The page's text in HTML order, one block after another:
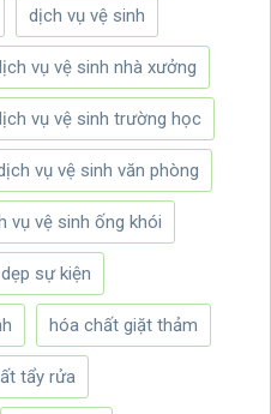
dịch vụ vệ sinh
vụ vệ sinh nhà xưởng
vụ vệ sinh trường học
vụ vệ sinh văn phòng
vụ vệ sinh ống khói
sự kiện
hóa chất giặt thảm
tẩy rửa